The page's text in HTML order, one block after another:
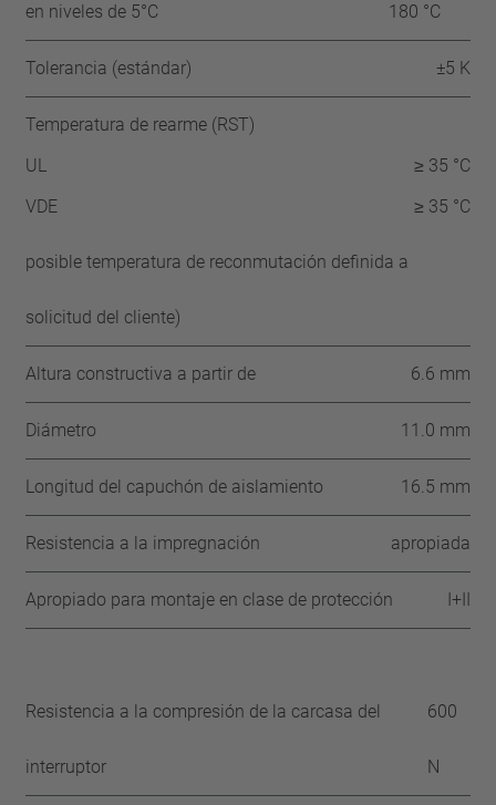
en niveles de 5°C 180 °C
Tolerancia (estándar) ±5 K
Temperatura de rearme (RST)
UL
≥ 35 °C
VDE
≥ 35 °C
posible temperatura de reconmutación definida a
solicitud del cliente)
Altura constructiva a partir de 6.6 mm
Diámetro 11.0 mm
Longitud del capuchón de aislamiento 16.5 mm
Resistencia a la impregnación apropiada
Apropiado para montaje en clase de protección I+II
Resistencia a la compresión de la carcasa del
interruptor
600
N